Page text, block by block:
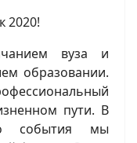
2020!
вуза и
образовании.
пути. В
события мы